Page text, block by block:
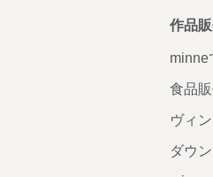
作品
minne
食品
ヴィ
ダウ